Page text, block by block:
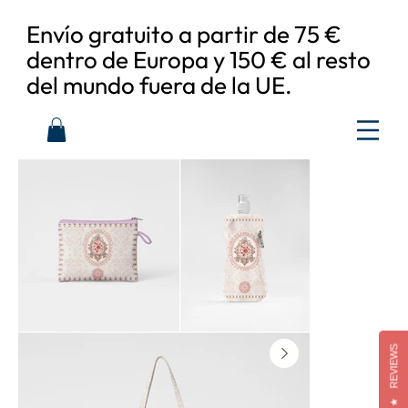
Envío gratuito a partir de 75 €
dentro de Europa y 150 € al resto
del mundo fuera de la UE.
★
REVIEWS